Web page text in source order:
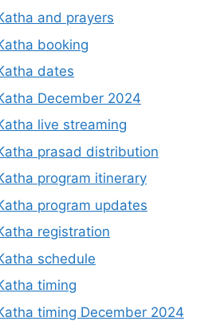
and prayers
booking
dates
December 2024
live streaming
prasad distribution
program itinerary
program updates
registration
schedule
timing
timing December 2024